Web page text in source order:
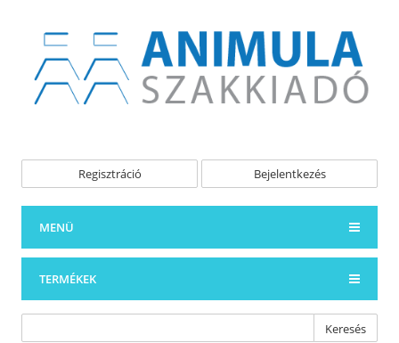
Regisztráció Bejelentkezés
MENÜ
TERMÉKEK
Keresés